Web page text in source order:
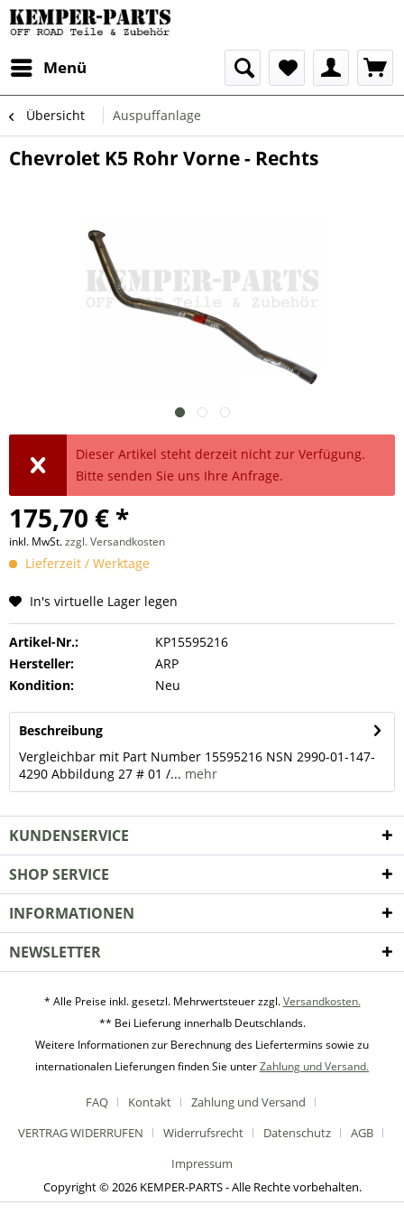
Menü
Übersicht Auspuffanlage
Chevrolet K5 Rohr Vorne - Rechts
Dieser Artikel steht derzeit nicht zur Verfügung.
Bitte senden Sie uns Ihre Anfrage.
175,70 € *
inkl. MwSt.zzgl. Versandkosten
Lieferzeit / Werktage
In's virtuelle Lager legen
Artikel-Nr.:
KP15595216
Hersteller:
ARP
Kondition:
Neu
Beschreibung
Vergleichbar mit Part Number 15595216 NSN 2990-01-147-
4290 Abbildung 27 # 01 /... mehr
KUNDENSERVICE
SHOP SERVICE
INFORMATIONEN
NEWSLETTER
* Alle Preise inkl. gesetzl. Mehrwertsteuer zzgl.Versandkosten.
** Bei Lieferung innerhalb Deutschlands.
Weitere Informationen zur Berechnung des Liefertermins sowie zu
internationalen Lieferungen finden Sie unterZahlung und Versand.
FAQ Kontakt
Zahlung und Versand
VERTRAG WIDERRUFEN
Widerrufsrecht Datenschutz
AGB
Impressum
Copyright © 2026 KEMPER-PARTS - Alle Rechte vorbehalten.